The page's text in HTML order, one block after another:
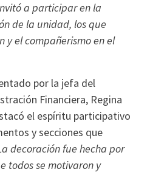
a participar en la
de la unidad, los que
y el compañerismo en el
por la jefa del
Financiera, Regina
el espíritu participativo
y secciones que
decoración fue hecha por
todos se motivaron y